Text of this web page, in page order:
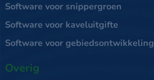
Software voor snippergroen
Software voor kaveluitgifte
Software voor gebiedsontwikkeling
Overig